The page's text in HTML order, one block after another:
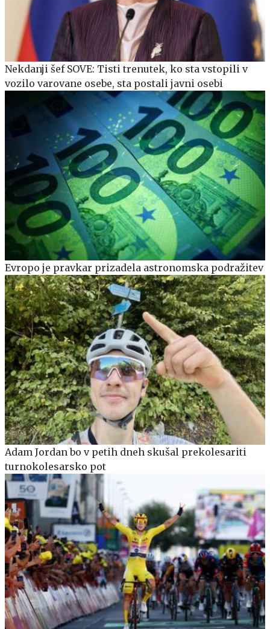
Nekdanji šef SOVE: Tisti trenutek, ko sta vstopili v
vozilo varovane osebe, sta postali javni osebi
Evropo je pravkar prizadela astronomska podražitev
Adam Jordan bo v petih dneh skušal prekolesariti
turnokolesarsko pot